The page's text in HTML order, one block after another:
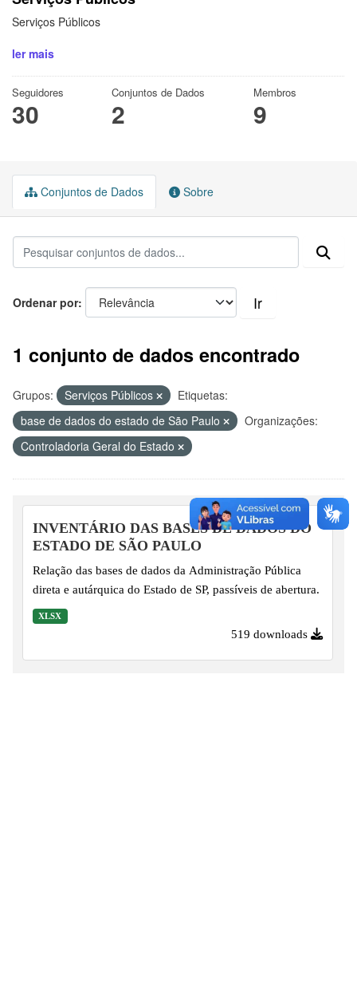
Serviços Públicos
ler mais
Seguidores
30
Conjuntos de Dados
2
Membros
9
Conjuntos de Dados Sobre
Ordenar por Ir
1 conjunto de dados encontrado
Grupos: Serviços Públicos
Etiquetas:
base de dados do estado de São Paulo
Organizações:
Controladoria Geral do Estado
INVENTÁRIO DAS BASES DE DADOS DO
ESTADO DE SÃO PAULO
Relação das bases de dados da Administração Pública
direta e autárquica do Estado de SP, passíveis de abertura.
XLSX
519 downloads